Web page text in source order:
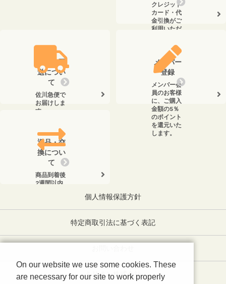
クレジット
カード・代
金引換がご
利用いただ
送料・配
送につい
て
佐川急便で
お届けしま
す。
メンバー
登録
メンバー会
員のお客様
に、ご購入
金額の5％
のポイント
を還元いた
します。
返品・交
換につい
て
商品到着後
2週間以内
個人情報保護方針
特定商取引法に基づく表記
ミリオン株式会社
On our website we use some cookies. These
are necessary for our site to work properly